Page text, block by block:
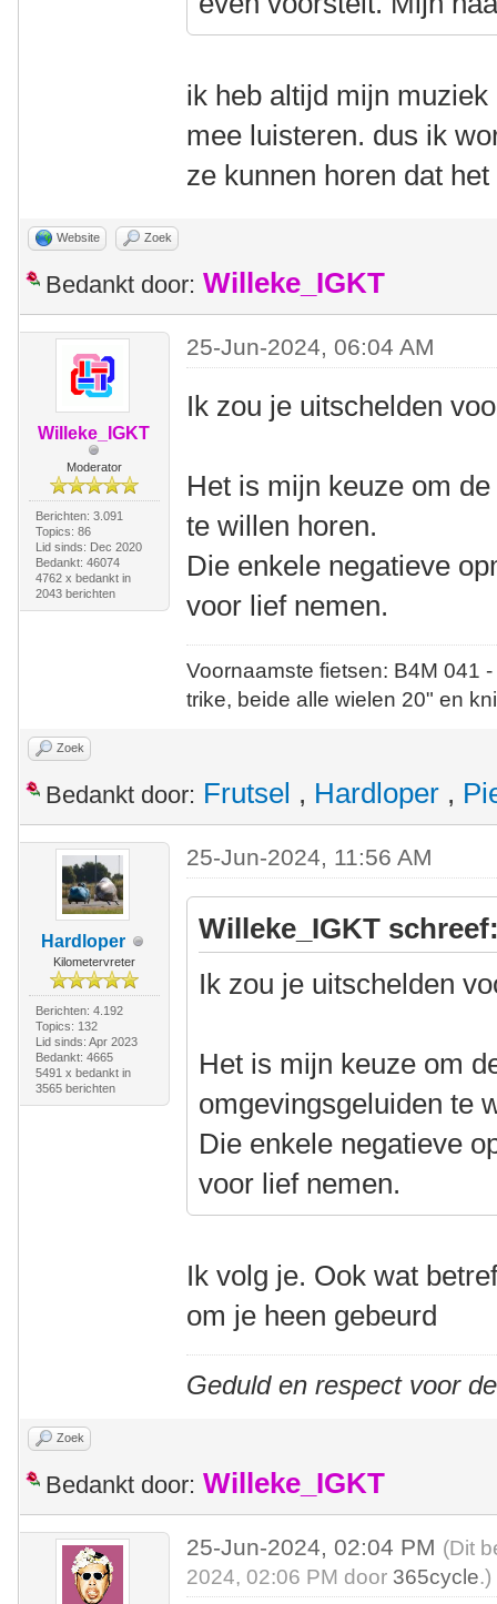
ik heb altijd mijn
mee luisteren. dus ik
ze kunnen horen dat
Website Zoek
Bedankt door: Willeke_IGKT
Willeke_IGKT
Moderator
Berichten: 3.091
Topics: 86
Lid sinds: Dec 2020
Bedankt: 46074
4762 x bedankt in
2043 berichten
25-Jun-2024, 06:04 AM
Ik zou je uitschelden
Het is mijn keuze om
te willen horen.
Die enkele negatieve
voor lief nemen.
Voornaamste fietsen: B4M
trike, beide alle wielen 20" en
Zoek
Bedankt door: Frutsel , Hardloper ,
Hardloper
Kilometervreter
Berichten: 4.192
Topics: 132
Lid sinds: Apr 2023
Bedankt: 4665
5491 x bedankt in
3565 berichten
25-Jun-2024, 11:56 AM
Willeke_IGKT
Ik zou je uitschelden
Het is mijn keuze om
omgevingsgeluiden te
Die enkele negatieve
voor lief nemen.
Ik volg je. Ook wat
om je heen gebeurd
Geduld en respect voor
Zoek
Bedankt door: Willeke_IGKT
25-Jun-2024, 02:04 PM (Dit
2024, 02:06 PM door 365cycle.)